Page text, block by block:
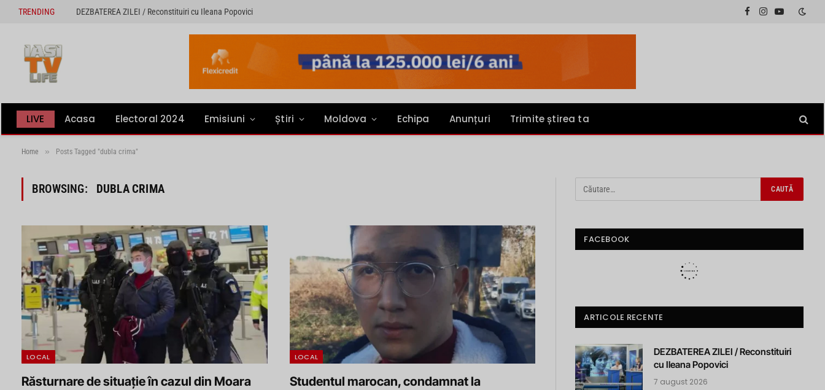
TRENDING DEZBATEREA ZILEI / Reconstituiri cu Ileana Popovici
Facebook
InstagramYouTube
LIVE Acasa Electoral 2024 Emisiuni Știri Moldova Echipa Anunțuri Trimite știrea ta
Home » Posts Tagged "dubla crima"
BROWSING: DUBLA CRIMA
LOCAL
Răsturnare de situație în cazul din Moara
LOCAL
Studentul marocan, condamnat la
FACEBOOK
ARTICOLE RECENTE
DEZBATEREA ZILEI / Reconstituiri
cu Ileana Popovici
7 august 2026